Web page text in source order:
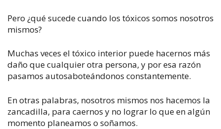
Pero ¿qué sucede cuando los tóxicos somos nosotros
mismos?
Muchas veces el tóxico interior puede hacernos más
daño que cualquier otra persona, y por esa razón
pasamos autosaboteándonos constantemente.
En otras palabras, nosotros mismos nos hacemos la
zancadilla, para caernos y no lograr lo que en algún
momento planeamos o soñamos.